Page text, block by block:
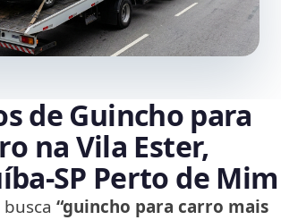
de Guincho para
na Vila Ester,
Perto de Mim
“guincho para carro mais